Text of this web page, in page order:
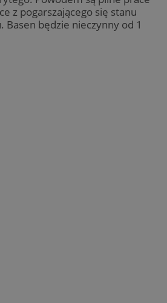
z pogarszającego się stanu
będzie nieczynny od 1